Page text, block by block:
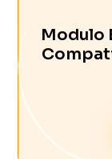
Modulo